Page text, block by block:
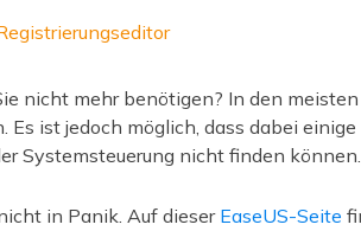
nicht mehr benötigen? In den
ist jedoch möglich, dass dabei
Systemsteuerung nicht finden können.
in Panik. Auf dieser EaseUS-Seite